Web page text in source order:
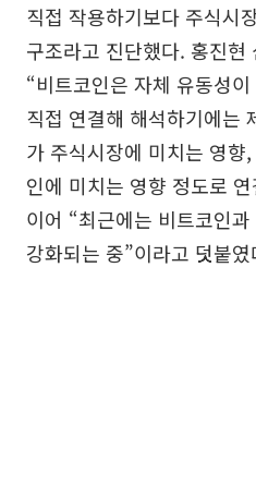
직접 작용하기보다 주식시
구조라고 진단했다. 홍진현
“비트코인은 자체 유동성
직접 연결해 해석하기에는
가 주식시장에 미치는 영
인에 미치는 영향 정도로
이어 “최근에는 비트코인
강화되는 중”이라고 덧붙였